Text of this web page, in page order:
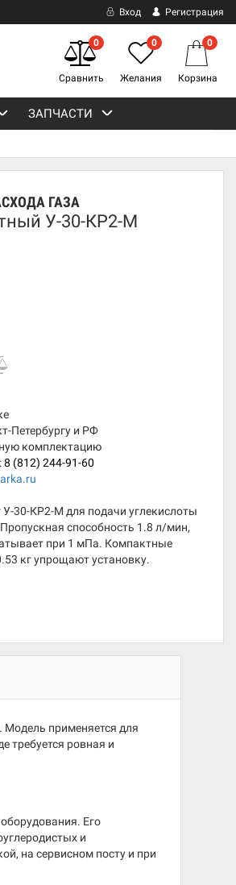
Вход Регистрация
0
Сравнить
0
Желания
0
Корзина
ЗАПЧАСТИ
ГАЗА
У-30-КР2-М
Петербургу и РФ
комплектацию
8 (812) 244-91-60
У-30-КР2-М для подачи углекислоты
способность 1.8 л/мин,
при 1 мПа. Компактные
кг упрощают установку.
Модель применяется для
требуется ровная и
Его
и
на сервисном посту и при